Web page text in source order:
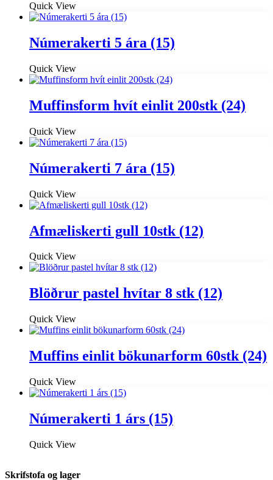
Quick View
Númerakerti 5 ára (15)
Quick View
Muffinsform hvít einlit 200stk (24)
Quick View
Númerakerti 7 ára (15)
Quick View
Afmæliskerti gull 10stk (12)
Quick View
Blöðrur pastel hvítar 8 stk (12)
Quick View
Muffins einlit bökunarform 60stk (24)
Quick View
Númerakerti 1 árs (15)
Quick View
Skrifstofa og lager